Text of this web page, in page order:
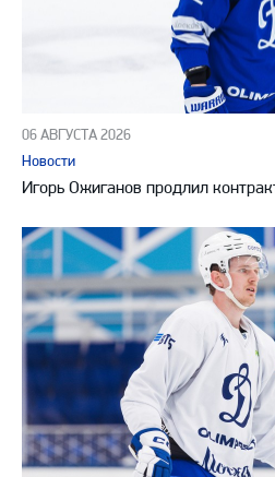
06 АВГУСТА 2026
Новости
Игорь Ожиганов продлил